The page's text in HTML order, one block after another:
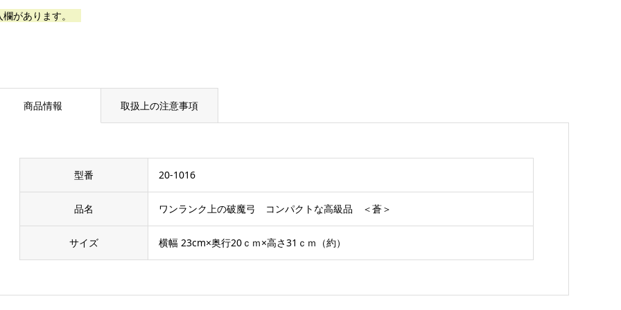
欄があります。
商品情報 取扱上の注意事項
型番 20-1016
品名 ワンランク上の破魔弓 コンパクトな高級品 ＜蒼＞
サイズ 横幅 23cm×奥行20ｃｍ×高さ31ｃｍ（約）